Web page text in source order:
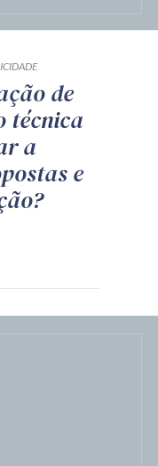
de
técnica
a
e